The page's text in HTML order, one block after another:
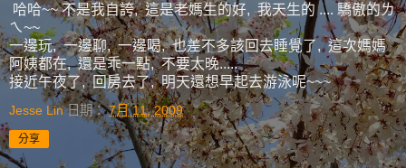
哈哈~~ 不是我自誇, 這是老媽生的好, 我天生的 .... 驕傲的ㄌ
ㄟ~~
一邊玩, 一邊聊, 一邊喝, 也差不多該回去睡覺了, 這次媽媽
阿姨都在, 還是乖一點, 不要太晚.....
接近午夜了, 回房去了, 明天還想早起去游泳呢~~~
Jesse Lin 日期：7月 11, 2009
分享